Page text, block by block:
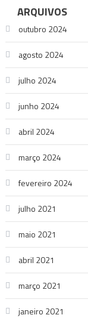
ARQUIVOS
outubro 2024
agosto 2024
julho 2024
junho 2024
abril 2024
março 2024
fevereiro 2024
julho 2021
maio 2021
abril 2021
março 2021
janeiro 2021